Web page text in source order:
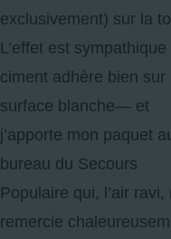
exclusivement) sur la
L’effet est
ciment adhère bien sur
surface blanche— et
j’apporte mon paquet
bureau du Secours
Populaire qui, l’air ravi,
remercie